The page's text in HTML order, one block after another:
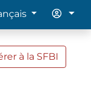
à la SFBI